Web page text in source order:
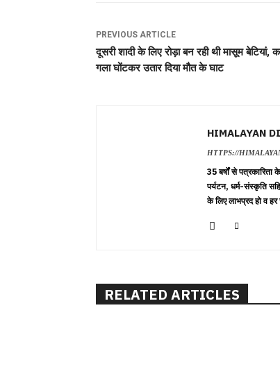
PREVIOUS ARTICLE
दूसरी शादी के लिए रोड़ा बन रही थी मासूम बेटियां,
गला घोंटकर उतार दिया मौत के घाट
HIMALAYAN
HTTPS://
35 बर्षों से पत्रकारिता
पर्यटन, धर्म-संस्कृति
के लिए लाभप्रद हो व
RELATED ARTICLES